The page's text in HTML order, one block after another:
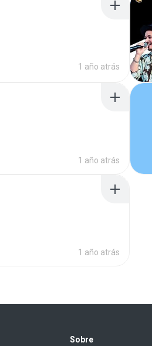
1 año atrás
1 año atrás
1 año atrás
Sobre